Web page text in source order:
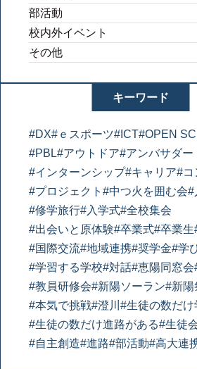
部活動
校内外イベント
その他
キーワード
#DX#ｅスポーツ#ICT#OPEN
#PBL#アウトドア#アンバサダー
#インターンシップ#キャリア#コ
#プロジェクト #中つ火を囲む会#
#修学旅行#入学式#全校集会
#出会いと原体験#卒業式#卒業生
#国際交流#地域連携#奨学金#学
#学習する学校#対話#恵陽同窓会
#教員研修会#新陽ソーラン#新陽
#本気で挑戦#澄川 #生徒の数だけ
#生徒の数だけ進路がある#生徒
#自主創造#進路#部活動#高大連